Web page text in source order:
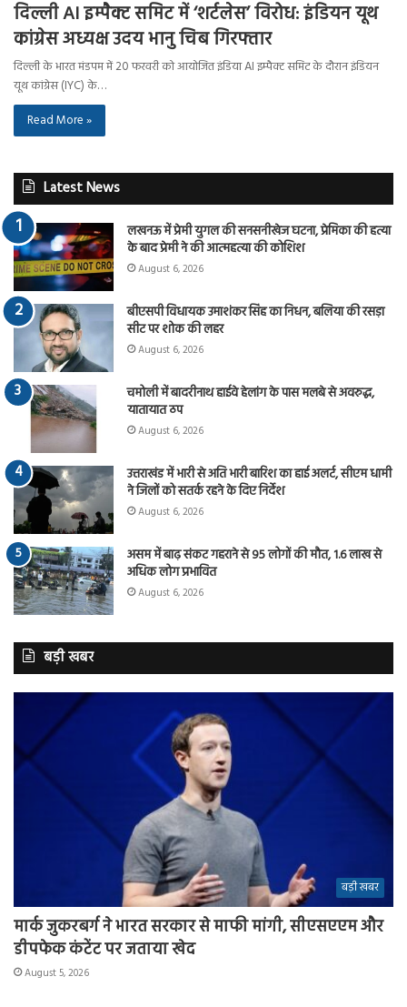
दिल्ली AI इम्पैक्ट समिट में ‘शर्टलेस’ विरोध: इंडियन यूथ
कांग्रेस अध्यक्ष उदय भानु चिब गिरफ्तार
दिल्ली के भारत मंडपम में 20 फरवरी को आयोजित इंडिया AI इम्पैक्ट समिट के दौरान इंडियन
यूथ कांग्रेस (IYC) के…
Read More »
Latest News
लखनऊ में प्रेमी युगल की सनसनीखेज घटना, प्रेमिका की हत्या
के बाद प्रेमी ने की आत्महत्या की कोशिश
August 6, 2026
बीएसपी विधायक उमाशंकर सिंह का निधन, बलिया की रसड़ा
सीट पर शोक की लहर
August 6, 2026
चमोली में बादरीनाथ हाईवे हेलांग के पास मलबे से अवरुद्ध,
यातायात ठप
August 6, 2026
उत्तराखंड में भारी से अति भारी बारिश का हाई अलर्ट, सीएम धामी
ने जिलों को सतर्क रहने के दिए निर्देश
August 6, 2026
असम में बाढ़ संकट गहराने से 95 लोगों की मौत, 1.6 लाख से
अधिक लोग प्रभावित
August 6, 2026
बड़ी खबर
बड़ी खबर
मार्क जुकरबर्ग ने भारत सरकार से माफी मांगी, सीएसएएम और
डीपफेक कंटेंट पर जताया खेद
August 5, 2026